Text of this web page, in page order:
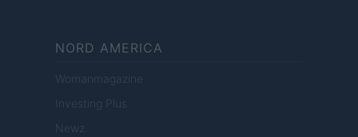
NORD AMERICA
Womanmagazine
Investing Plus
Newz